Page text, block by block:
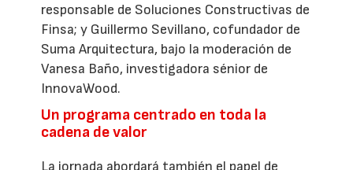
responsable de Soluciones Constructivas de
Finsa; y Guillermo Sevillano, cofundador de
Suma Arquitectura, bajo la moderación de
Vanesa Baño, investigadora sénior de
InnovaWood.
Un programa centrado en toda la
cadena de valor
La jornada abordará también el papel de